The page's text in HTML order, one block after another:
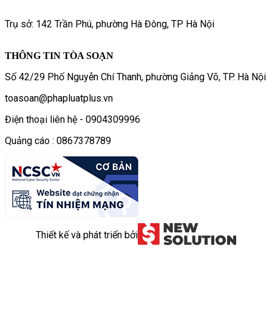
Trụ sở: 142 Trần Phú, phường Hà Đông, TP Hà Nội
THÔNG TIN TÒA SOẠN
Số 42/29 Phố Nguyễn Chí Thanh, phường Giảng Võ, TP. Hà Nội
toasoan@phapluatplus.vn
Điện thoại liên hệ - 0904309996
Quảng cáo : 0867378789
Thiết kế và phát triển bởi